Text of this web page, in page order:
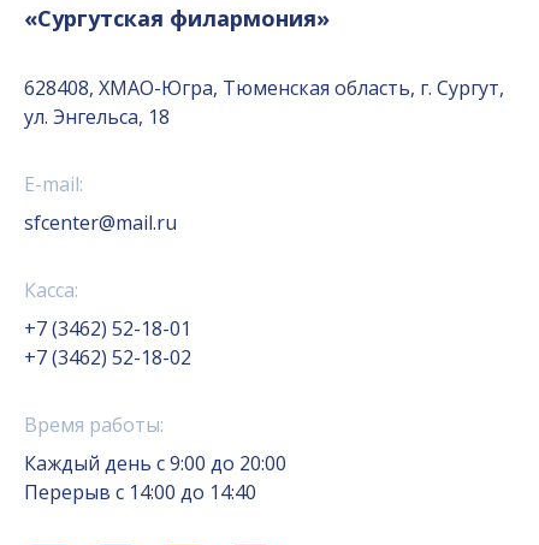
«Сургутская филармония»
628408, ХМАО-Югра, Тюменская область, г. Сургут,
ул. Энгельса, 18
E-mail:
sfcenter@mail.ru
Касса:
+7 (3462) 52-18-01
+7 (3462) 52-18-02
Время работы:
Каждый день с 9:00 до 20:00
Перерыв с 14:00 до 14:40